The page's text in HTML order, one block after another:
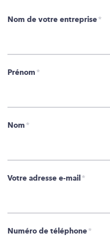
Nom de votre entreprise *
Prénom *
Nom *
Votre adresse e-mail *
Numéro de téléphone *